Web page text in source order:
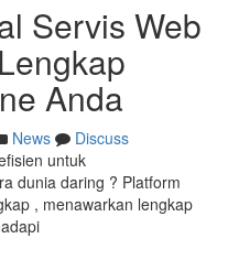
Servis Web
Anda
News
Discuss
untuk
dunia daring ? Platform
, menawarkan lengkap